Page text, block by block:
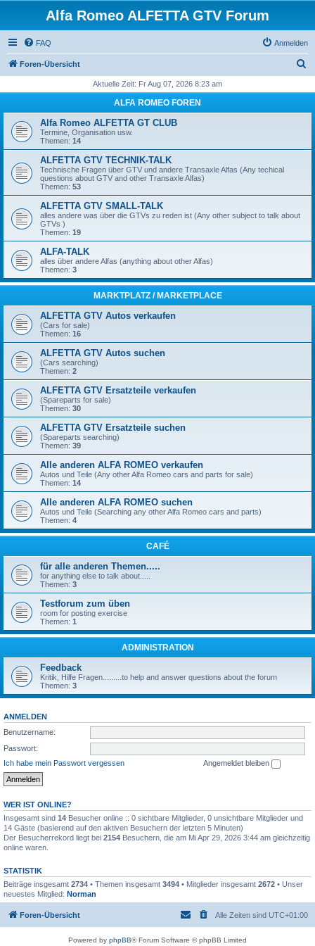
Alfa Romeo ALFETTA GTV Forum
FAQ Anmelden
Foren-Übersicht
h
Aktuelle Zeit: Fr Aug 07, 2026 8:23 am
ALFA ROMEO FOREN
Alfa Romeo ALFETTA GT CLUB
Termine, Organisation usw.
Themen: 14
ALFETTA GTV TECHNIK-TALK
Technische Fragen über GTV und andere Transaxle Alfas (Any techical
questions about GTV and other Transaxle Alfas)
Themen: 53
ALFETTA GTV SMALL-TALK
alles andere was über die GTVs zu reden ist (Any other subject to talk about
GTVs )
Themen: 19
ALFA-TALK
alles über andere Alfas (anything about other Alfas)
Themen: 3
MARKTPLATZ / MARKETPLACE
ALFETTA GTV Autos verkaufen
(Cars for sale)
Themen: 16
ALFETTA GTV Autos suchen
(Cars searching)
Themen: 2
ALFETTA GTV Ersatzteile verkaufen
(Spareparts for sale)
Themen: 30
ALFETTA GTV Ersatzteile suchen
(Spareparts searching)
Themen: 39
Alle anderen ALFA ROMEO verkaufen
Autos und Teile (Any other Alfa Romeo cars and parts for sale)
Themen: 14
Alle anderen ALFA ROMEO suchen
Autos und Teile (Searching any other Alfa Romeo cars and parts)
Themen: 4
CAFÉ
für alle anderen Themen.....
for anything else to talk about.....
Themen: 3
Testforum zum üben
room for posting exercise
Themen: 1
ADMINISTRATION
Feedback
Kritik, Hilfe Fragen.........to help and answer questions about the forum
Themen: 3
ANMELDEN
Benutzername:
Passwort:
Ich habe mein Passwort vergessen
Angemeldet bleiben
WER IST ONLINE?
Insgesamt sind 14 Besucher online :: 0 sichtbare Mitglieder, 0 unsichtbare Mitglieder und
14 Gäste (basierend auf den aktiven Besuchern der letzten 5 Minuten)
Der Besucherrekord liegt bei 2154 Besuchern, die am Mi Apr 29, 2026 3:44 am gleichzeitig
online waren.
STATISTIK
Beiträge insgesamt 2734 • Themen insgesamt 3494 • Mitglieder insgesamt 2672 • Unser
neuestes Mitglied: Norman
Foren-Übersicht Alle Zeiten sind UTC+01:00
Powered by phpBB® Forum Software © phpBB Limited